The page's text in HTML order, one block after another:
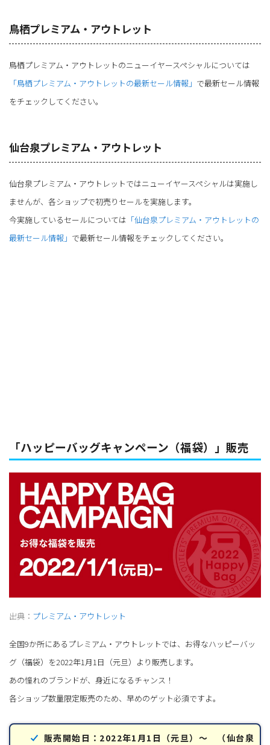
鳥栖プレミアム・アウトレット
鳥栖プレミアム・アウトレットのニューイヤースペシャルについては
「鳥栖プレミアム・アウトレットの最新セール情報」 で最新セール情報
をチェックしてください。
仙台泉プレミアム・アウトレット
仙台泉プレミアム・アウトレットではニューイヤースペシャルは実施し
ませんが、各ショップで初売りセールを実施します。
今実施しているセールについては 「仙台泉プレミアム・アウトレットの
最新セール情報」 で最新セール情報をチェックしてください。
「ハッピーバッグキャンペーン（福袋）」販売
出典： プレミアム・アウトレット
全国9か所にあるプレミアム・アウトレットでは、お得なハッピーバッ
グ（福袋）を2022年1月1日（元旦）より販売します。
あの憧れのブランドが、身近になるチャンス！
各ショップ数量限定販売のため、早めのゲット必須ですよ。
販売開始日：2022年1月1日（元旦）～ （仙台泉